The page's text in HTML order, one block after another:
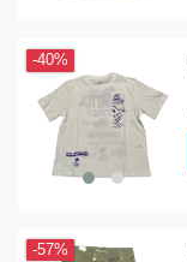
-40%
-57%